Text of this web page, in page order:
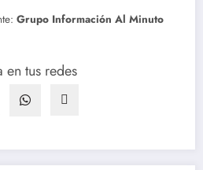
Grupo Información Al Minuto
tus redes